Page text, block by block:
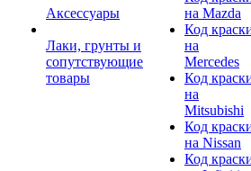
Аксессуары
Лаки, грунты и
сопутствующие
товары
на Mazda
Код
на
Mercedes
Код
на
Mitsubishi
Код
на Nissan
Код